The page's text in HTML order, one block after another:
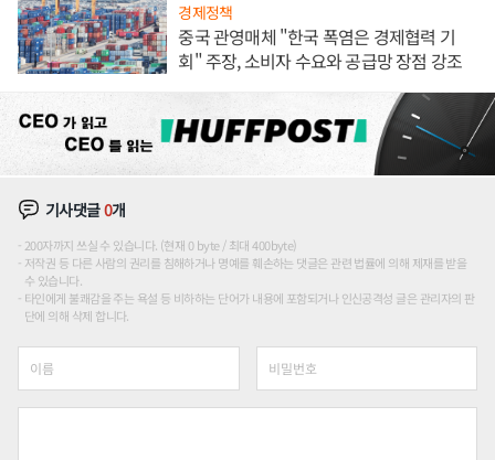
경제정책
중국 관영매체 "한국 폭염은 경제협력 기
회" 주장, 소비자 수요와 공급망 장점 강조
기사댓글0개
200자까지 쓰실 수 있습니다. (현재 0 byte / 최대 400byte)
저작권 등 다른 사람의 권리를 침해하거나 명예를 훼손하는 댓글은 관련 법률에 의해 제재를 받을
수 있습니다.
타인에게 불쾌감을 주는 욕설 등 비하하는 단어가 내용에 포함되거나 인신공격성 글은 관리자의 판
단에 의해 삭제 합니다.